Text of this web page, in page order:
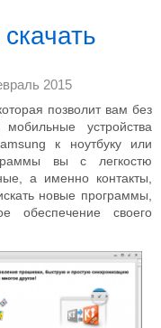
2015
позволит вам без
устройства
к ноутбуку или
вы с легкостю
а именно контакты,
новые программы,
обеспечение своего